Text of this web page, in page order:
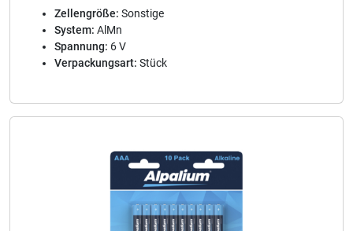
Zellengröße: Sonstige
System: AlMn
Spannung: 6 V
Verpackungsart: Stück